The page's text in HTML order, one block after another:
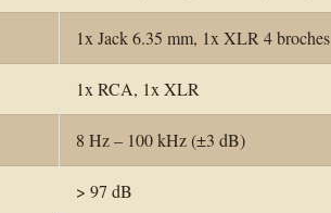
1x Jack 6.35 mm, 1x XLR 4 broches
1x RCA, 1x XLR
8 Hz – 100 kHz (±3 dB)
> 97 dB